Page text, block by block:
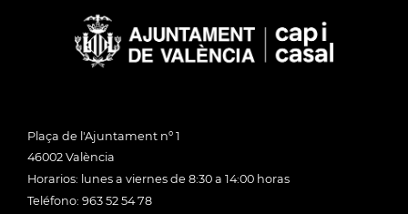
Plaça de l'Ajuntament nº 1
46002 València
Horarios: lunes a viernes de 8:30 a 14:00 horas
Teléfono: 963 52 54 78